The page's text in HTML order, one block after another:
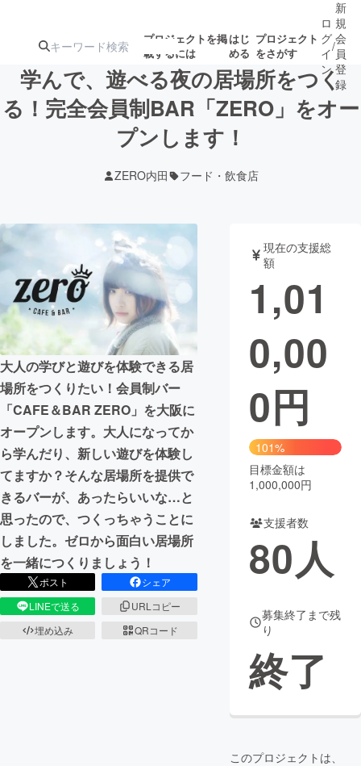
プロジェクトを掲
載するには
はじ
める
プロジェクト
をさがす
注目の新着プロ募集終了が近いプ
ロジェクト
テクノロジー・ガジェット
映像・映画 書籍・雑誌
ビジネス・起業 チャレンジ
まちづくり・地域活性化
CAMPFIRE for Social Good
CAMPFIRE Creation
CAMPFIREふるさと納税 machi-ya コミュニティ
ロ
グ
イ
ン
/
新
規
会
員
登
録
学んで、遊べる夜の居場所をつく
る！完全会員制BAR「ZERO」をオー
プンします！
ZERO内田 フード・飲食店
大人の学びと遊びを体験できる居
場所をつくりたい！会員制バー
「CAFE＆BAR ZERO」を大阪に
オープンします。大人になってか
ら学んだり、新しい遊びを体験し
てますか？そんな居場所を提供で
きるバーが、あったらいいな…と
思ったので、つくっちゃうことに
しました。ゼロから面白い居場所
を一緒につくりましょう！
ポスト
シェア
LINEで送る
URLコピー
埋め込み
QRコード
現在の支援総
額
1,01
0,00
0円
101%
目標金額は
1,000,000円
支援者数
80人
募集終了まで残
り
終了
このプロジェクトは、